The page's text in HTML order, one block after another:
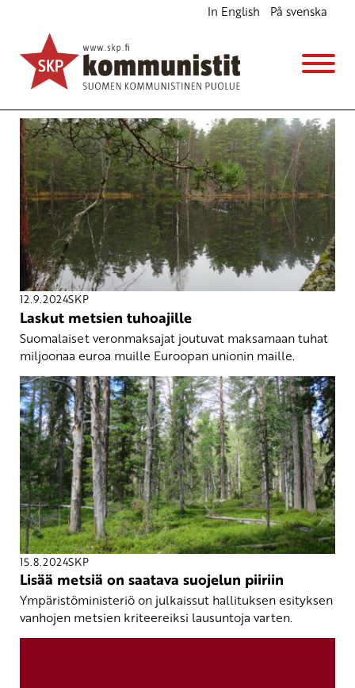
In English På svenska
metsät
12.9.2024SKP
Laskut metsien tuhoajille
Suomalaiset veronmaksajat joutuvat maksamaan tuhat
miljoonaa euroa muille Euroopan unionin maille.
15.8.2024SKP
Lisää metsiä on saatava suojelun piiriin
Ympäristöministeriö on julkaissut hallituksen esityksen
vanhojen metsien kriteereiksi lausuntoja varten.